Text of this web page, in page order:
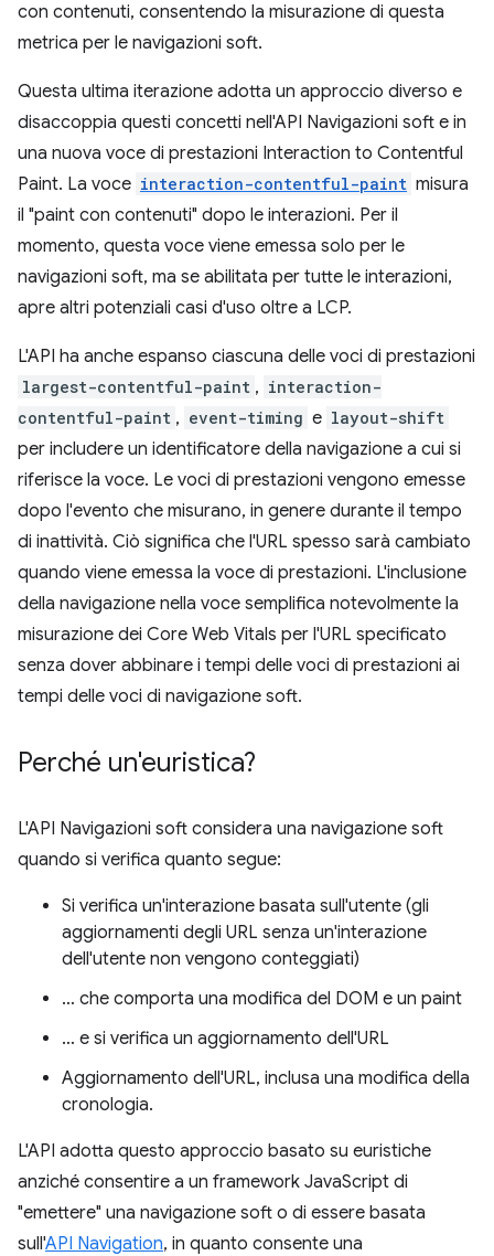
con contenuti, consentendo la misurazione di questa
metrica per le navigazioni soft.
Questa ultima iterazione adotta un approccio diverso e
disaccoppia questi concetti nell'API Navigazioni soft e in
una nuova voce di prestazioni Interaction to Contentful
Paint. La voce interaction-contentful-paint misura
il "paint con contenuti" dopo le interazioni. Per il
momento, questa voce viene emessa solo per le
navigazioni soft, ma se abilitata per tutte le interazioni,
apre altri potenziali casi d'uso oltre a LCP.
L'API ha anche espanso ciascuna delle voci di prestazioni
largest-contentful-paint , interaction-
contentful-paint , event-timing e layout-shift
per includere un identificatore della navigazione a cui si
riferisce la voce. Le voci di prestazioni vengono emesse
dopo l'evento che misurano, in genere durante il tempo
di inattività. Ciò significa che l'URL spesso sarà cambiato
quando viene emessa la voce di prestazioni. L'inclusione
della navigazione nella voce semplifica notevolmente la
misurazione dei Core Web Vitals per l'URL specificato
senza dover abbinare i tempi delle voci di prestazioni ai
tempi delle voci di navigazione soft.
Perché un'euristica?
L'API Navigazioni soft considera una navigazione soft
quando si verifica quanto segue:
Si verifica un'interazione basata sull'utente (gli
aggiornamenti degli URL senza un'interazione
dell'utente non vengono conteggiati)
… che comporta una modifica del DOM e un paint
… e si verifica un aggiornamento dell'URL
Aggiornamento dell'URL, inclusa una modifica della
cronologia.
L'API adotta questo approccio basato su euristiche
anziché consentire a un framework JavaScript di
"emettere" una navigazione soft o di essere basata
sull'API Navigation, in quanto consente una